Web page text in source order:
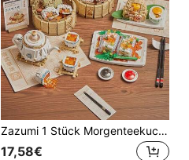
Zazumi 1 Stück Morgenteekuchen Bauklötze Set, kreatives 3D zusammengebautes Landschaftsmodell, modische Tischdekoration, Ostern, Ostergeschenk, geeignet als Neujahrs-/Geburtstags-/Halloween-/Weihnachts-/Valentinstags-/Muttertags-Geschenk, Ostergeschenk
17,58€